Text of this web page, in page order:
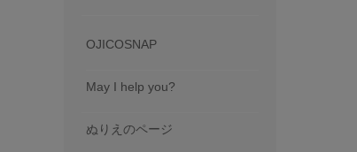
OJICOSNAP
May I help you?
ぬりえのページ